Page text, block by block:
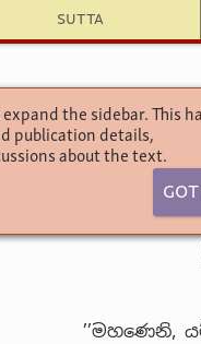
Sutta
the sidebar. This
publication details,
about the text.
’’මහණෙනි,